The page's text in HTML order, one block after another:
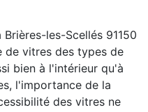
les-Scellés 91150
de vitres des types de
bien à l'intérieur qu'à
l'importance de la
des vitres ne